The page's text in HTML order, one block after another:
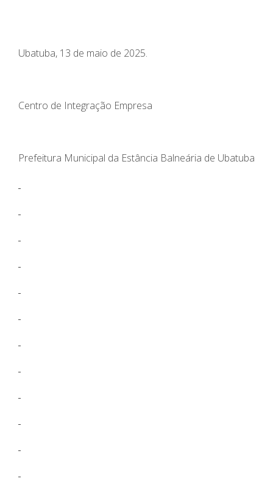
Ubatuba, 13 de maio de 2025.
Centro de Integração Empresa
Prefeitura Municipal da Estância Balneária de Ubatuba